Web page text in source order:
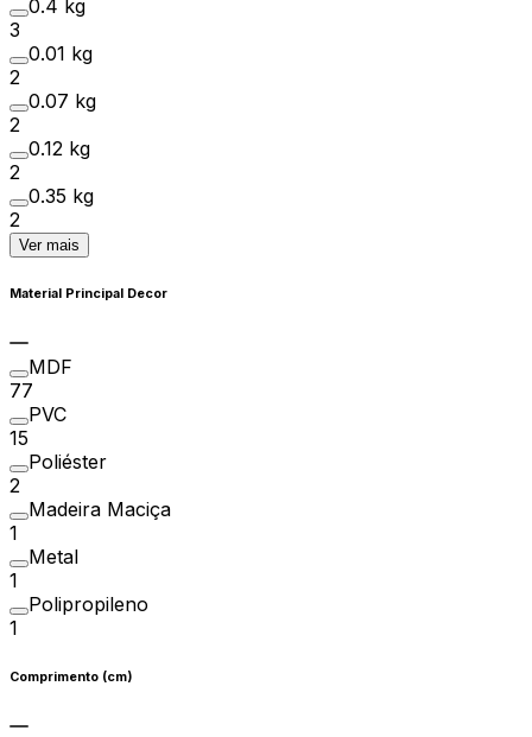
0.4 kg
3
0.01 kg
2
0.07 kg
2
0.12 kg
2
0.35 kg
2
Ver mais
Material Principal Decor
MDF
77
PVC
15
Poliéster
2
Madeira Maciça
1
Metal
1
Polipropileno
1
Comprimento (cm)